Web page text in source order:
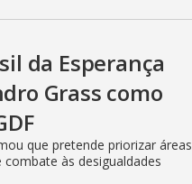
da Esperança
Grass como
que pretende priorizar áreas
às desigualdades